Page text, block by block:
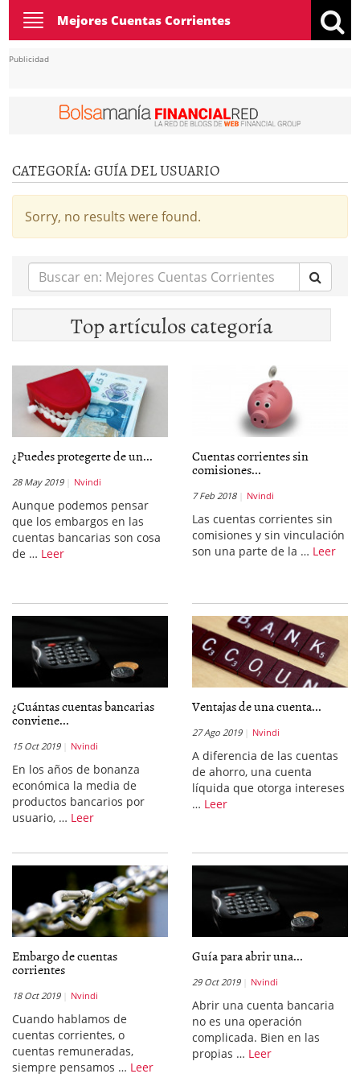
Toggle
navigation
Mejores Cuentas Corrientes
Publicidad
CATEGORÍA:GUÍA DEL USUARIO
Sorry, no results were found.
Buscar
en:
Top artículos categoría
¿Puedes protegerte de un...
28 May 2019 Nvindi
Aunque podemos pensar
que los embargos en las
cuentas bancarias son cosa
de … Leer
Cuentas corrientes sin
comisiones...
7 Feb 2018 Nvindi
Las cuentas corrientes sin
comisiones y sin vinculación
son una parte de la … Leer
¿Cuántas cuentas bancarias
conviene...
15 Oct 2019 Nvindi
En los años de bonanza
económica la media de
productos bancarios por
usuario, … Leer
Ventajas de una cuenta...
27 Ago 2019 Nvindi
A diferencia de las cuentas
de ahorro, una cuenta
líquida que otorga intereses
… Leer
Embargo de cuentas
corrientes
18 Oct 2019 Nvindi
Cuando hablamos de
cuentas corrientes, o
cuentas remuneradas,
siempre pensamos … Leer
Guía para abrir una...
29 Oct 2019 Nvindi
Abrir una cuenta bancaria
no es una operación
complicada. Bien en las
propias … Leer